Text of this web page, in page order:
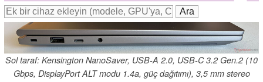
Sol taraf: Kensington NanoSaver, USB-A 2.0, USB-C 3.2 Gen.2 (10
Gbps, DisplayPort ALT modu 1.4a, güç dağıtımı), 3,5 mm stereo